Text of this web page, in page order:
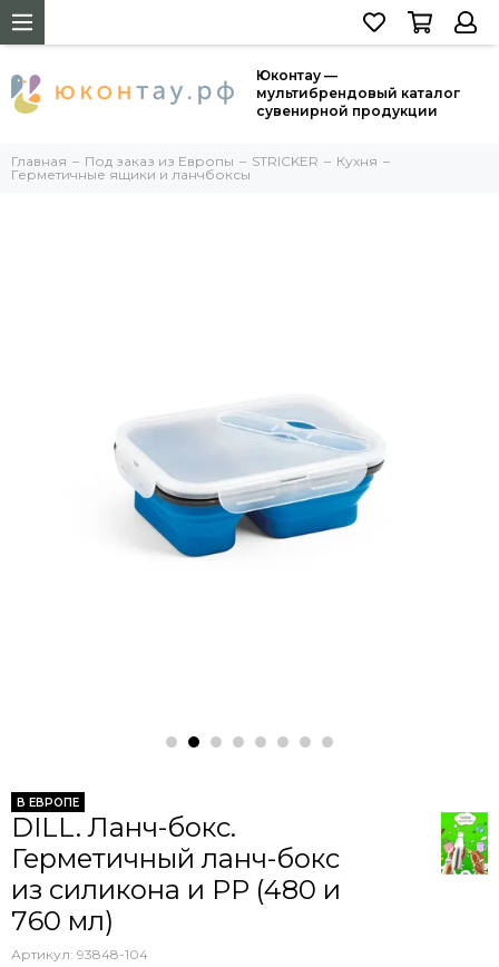
Юконтау —
мультибрендовый каталог
сувенирной продукции
Главная Под заказ из Европы STRICKER
Кухня
Герметичные ящики и ланчбоксы
В ЕВРОПЕ
DILL. Ланч-бокс.
Герметичный ланч-бокс
из силикона и РР (480 и
760 мл)
Артикул: 93848-104